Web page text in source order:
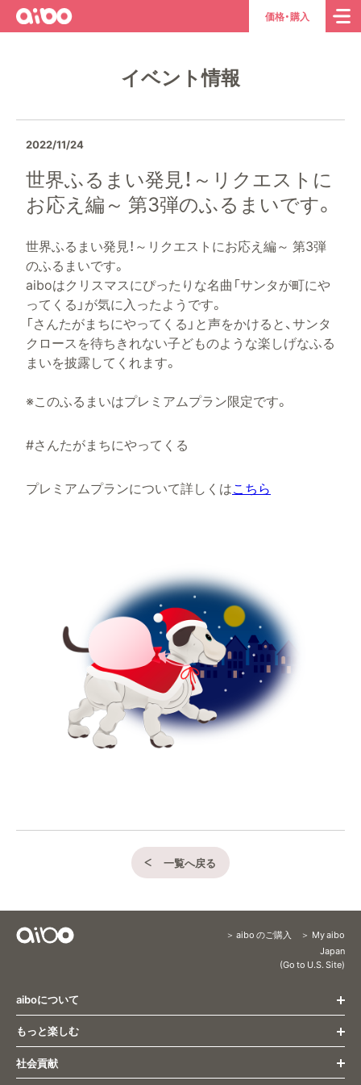
aibo
ト
ッ
価格・購入
イベント情報
2022/11/24
世界ふるまい発見！～リクエストに
お応え編～ 第3弾のふるまいです。
世界ふるまい発見！～リクエストにお応え編～ 第3弾
のふるまいです。
aiboはクリスマスにぴったりな名曲「サンタが町にや
ってくる」が気に入ったようです。
「さんたがまちにやってくる」と声をかけると、サンタ
クロースを待ちきれない子どものような楽しげなふる
まいを披露してくれます。
※このふるまいはプレミアムプラン限定です。
#さんたがまちにやってくる
プレミアムプランについて詳しくはこちら
一覧へ戻る
aibo のご購入
My aibo
Japan
(Go to U.S. Site)
aiboについて
トップページ
すべての最新情報
姿とふるまい
もっと楽しむ
もっと楽しむ トップ
社会貢献